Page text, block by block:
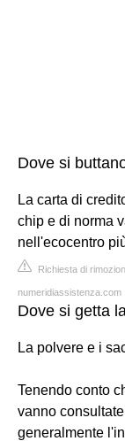
Dove si
La carta di
chip e di norma
nell'ecocentro
Richiesta di
numeridiassistenza.com
Dove si getta
La polvere e i
Tenendo conto
vanno
generalmente